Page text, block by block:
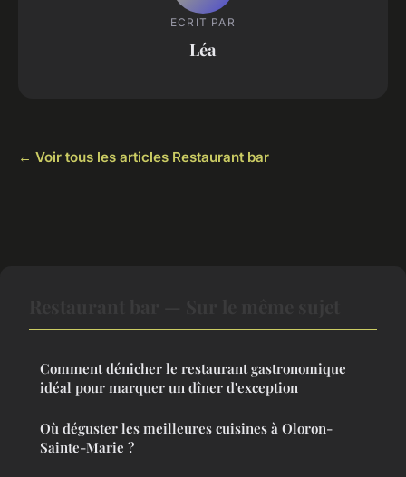
ECRIT PAR
Léa
← Voir tous les articles Restaurant bar
Comment dénicher le restaurant gastronomique
idéal pour marquer un dîner d'exception
Où déguster les meilleures cuisines à Oloron-
Sainte-Marie ?